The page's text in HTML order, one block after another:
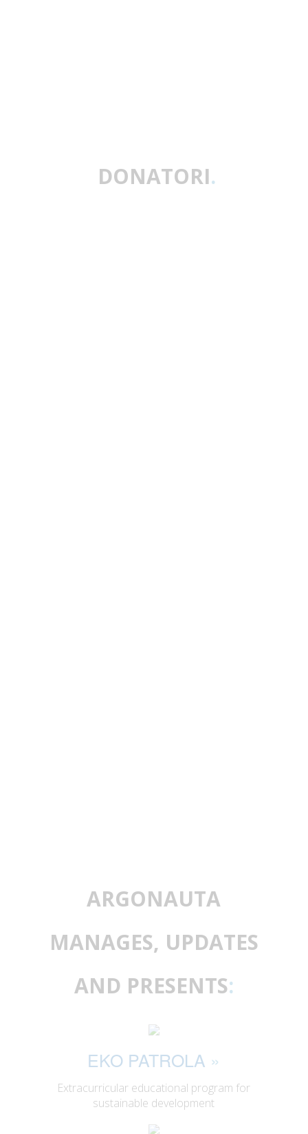
DONATORI.
ARGONAUTA
MANAGES, UPDATES
AND PRESENTS:
EKO PATROLA »
Extracurricular educational program for
sustainable development